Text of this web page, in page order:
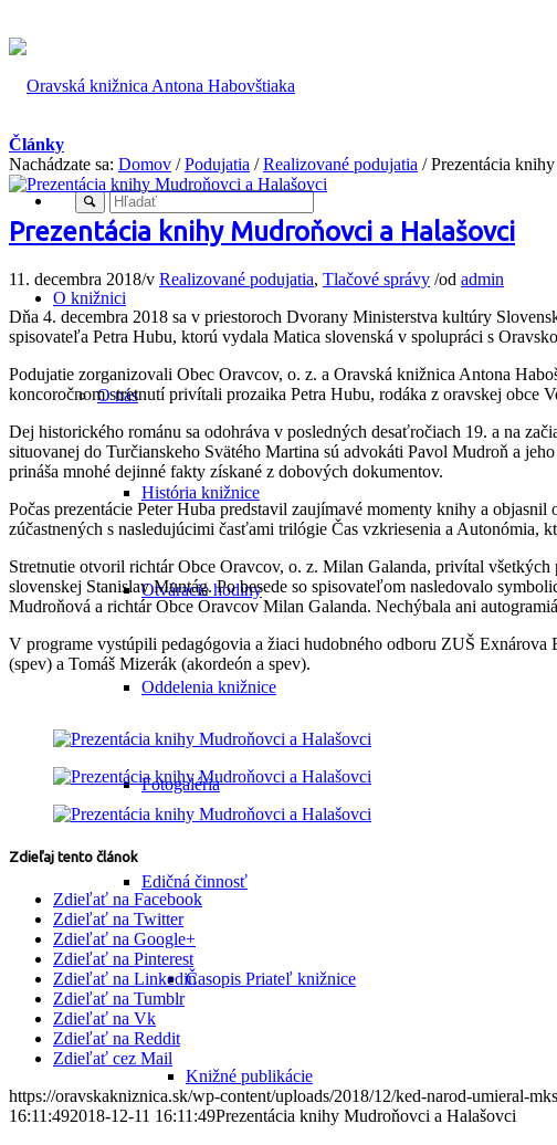
O knižnici
O nás
História knižnice
Otváracie hodiny
Oddelenia knižnice
Fotogaléria
Edičná činnosť
Časopis Priateľ knižnice
Knižné publikácie
Články
Nachádzate sa: Domov / Podujatia / Realizované podujatia / Prezentácia
Prezentácia knihy Mudroňovci a Halašovci
11. decembra 2018/v Realizované podujatia, Tlačové správy /od admin
Dňa 4. decembra 2018 sa v priestoroch Dvorany Ministerstva kultúry
spisovateľa Petra Hubu, ktorú vydala Matica slovenská v spolupráci s
Podujatie zorganizovali Obec Oravcov, o. z. a Oravská knižnica Antona
koncoročnom stretnutí privítali prozaika Petra Hubu, rodáka z oravskej
Dej historického románu sa odohráva v posledných desaťročiach 19. a na
situovanej do Turčianskeho Svätého Martina sú advokáti Pavol Mudroň a
prináša mnohé dejinné fakty získané z dobových dokumentov.
Počas prezentácie Peter Huba predstavil zaujímavé momenty knihy a
zúčastnených s nasledujúcimi časťami trilógie Čas vzkriesenia a
Stretnutie otvoril richtár Obce Oravcov, o. z. Milan Galanda, privítal
slovenskej Stanislav Muntág. Po besede so spisovateľom nasledovalo
Mudroňová a richtár Obce Oravcov Milan Galanda. Nechýbala ani
V programe vystúpili pedagógovia a žiaci hudobného odboru ZUŠ
(spev) a Tomáš Mizerák (akordeón a spev).
Zdieľaj tento článok
Zdieľať na Facebook
Zdieľať na Twitter
Zdieľať na Google+
Zdieľať na Pinterest
Zdieľať na Linkedin
Zdieľať na Tumblr
Zdieľať na Vk
Zdieľať na Reddit
Zdieľať cez Mail
https://oravskakniznica.sk/wp-content/uploads/2018/12/ked-narod-umieral-
16:11:492018-12-11 16:11:49Prezentácia knihy Mudroňovci a Halašovci